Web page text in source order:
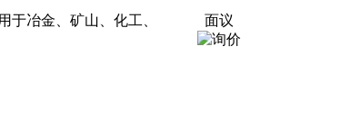
于冶金、矿山、化工、
面议